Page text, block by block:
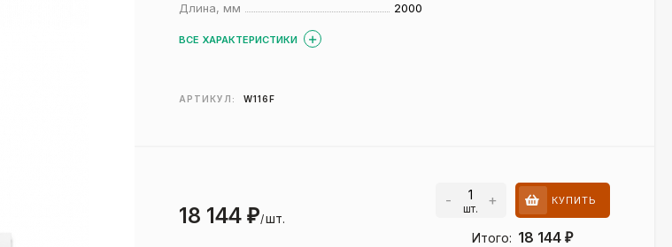
Длина, мм
2000
ВСЕ ХАРАКТЕРИСТИКИ
АРТИКУЛ: W116F
18 144 ₽/шт.
- шт. + КУПИТЬ
Итого: 18 144₽